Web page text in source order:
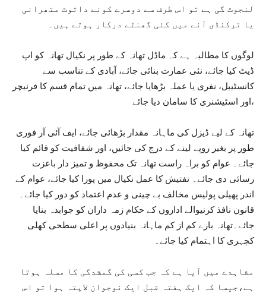
لنجوٹ گی ہے تو اس طرف سے دوسرے کونے داتوٹ متھرانی
یا ترکنڈی آنے میں کئی گھنٹے درکار ہوتے ہیں۔
لوگوں کا مطالبہ ہے کہ ماڈل تھانہ کے طور پر نکیال تھانہ کو اپ
ڈیٹ کیا جائے، نئی عمارت بنائی جائے، آبادی کے تناسب سے
کانسٹیبل، نفری یا عملہ بڑھایا جائے، تھانہ میں تمام قسم کا فرنیچر
اور اسٹیشنری کا سامان دیا جائے،
تھانہ کے لیے ڈیزل کی ماہانہ مقدار بڑھائی جائے، ایف آئی آر فوری
طور پر بغیر روپے لینے کے درج کی جائیں، اور شفافیت کو قائم کیا
جائے۔ عوام کو براہ راست تھانہ تک محفوظ و تمیز دار باعزت
رسائی دی جائے۔ تفتیش کا عمل نکیال میں پورا کیا جائے، عوام کے
اندر پھیلی پولیس مخالف بے چینی و عدم اعتماد کو دور کیا جائے۔
قانون نافذ کرنیوالے اداروں کے حکام زمہ داران کو جوابدہ بنایا
جائے۔تھانہ بارے کم از کم ماہانہ بنیادوں پر اعلی سطحی کھلی
کچہری کا اہتمام کیا جائے۔
مشاہدے میں آیا ہے کہ جب کسی کی گمشدگی کا مسلہ ہوتا
ہے،جیسا کہ ایک ہفتہ قبل ایک نوجوان لاپتہ ہوا تو اس